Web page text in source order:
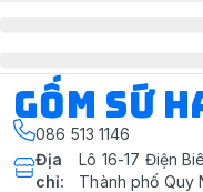
Gốm Sứ
086 513 1146
Địa
chỉ:
Lô 16-17 Điện
Thành phố Quy